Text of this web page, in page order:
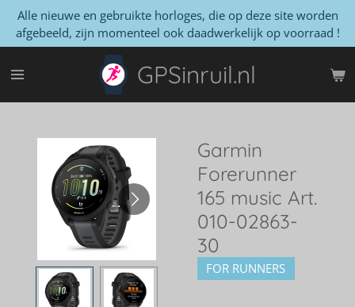
Ga
direct
naar
de
GPSinruil.nl
Alle nieuwe en gebruikte horloges, die op deze site worden
afgebeeld, zijn momenteel ook daadwerkelijk op voorraad !
Garmin
Forerunner
165 music Art.
010-02863-
30
FOR RUNNERS